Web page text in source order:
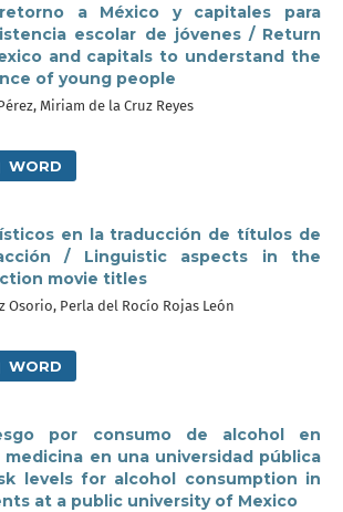
a México y capitales para
escolar de jóvenes / Return
and capitals to understand the
of young people
Miriam de la Cruz Reyes
WORD
en la traducción de títulos de
/ Linguistic aspects in the
movie titles
Osorio, Perla del Rocío Rojas León
WORD
por consumo de alcohol en
en una universidad pública
levels for alcohol consumption in
at a public university of Mexico